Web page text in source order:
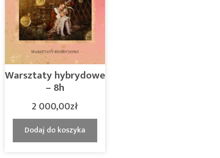
Warsztaty hybrydowe
– 8h
2 000,00zł
Dodaj do koszyka